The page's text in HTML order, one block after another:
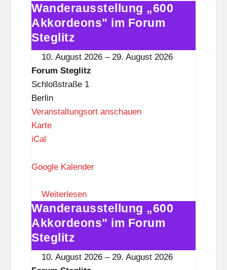
t
e
g
l
i
t
z
Wanderausstellung
„600
Akkordeons"
im
Forum
Steglitz
Wanderausstellung „600
Akkordeons" im Forum
Steglitz
10. August 2026 –29. August 2026
Forum Steglitz
Schloßstraße 1
Berlin
Veranstaltungsort anschauen
KarteF
u
S
t
e
g
l
i
iCal
Google Kalender
Weiterlesen
Wanderausstellung
„600
Akkordeons"
im
Forum
Wanderausstellung „600
Akkordeons" im Forum
Steglitz
10. August 2026 –29. August 2026